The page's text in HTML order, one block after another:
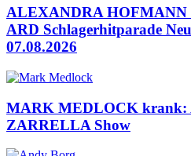
ALEXANDRA HOFMANN
ARD Schlagerhitparade
07.08.2026
MARK MEDLOCK krank:
ZARRELLA Show